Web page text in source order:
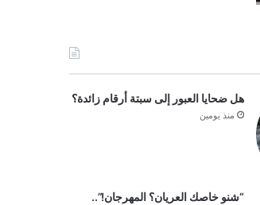
هل ضحايا العبور إلى سبتة أرقام زائدة؟
منذ يومين
“شنو خاصك العريان؟ المهرجان!”..